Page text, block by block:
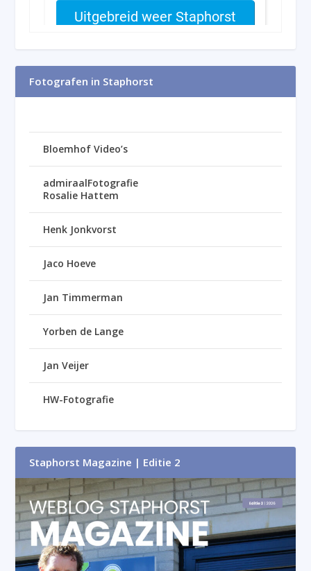
Fotografen in Staphorst
Bloemhof Video’s
admiraalFotografie
Rosalie Hattem
Henk Jonkvorst
Jaco Hoeve
Jan Timmerman
Yorben de Lange
Jan Veijer
HW-Fotografie
Staphorst Magazine | Editie 2